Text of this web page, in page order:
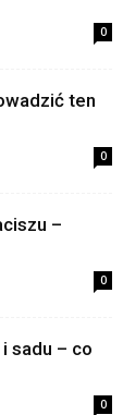
0
ten
0
–
0
sadu – co
0